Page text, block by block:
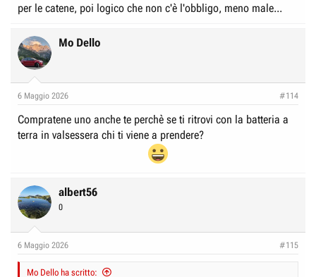
per le catene, poi logico che non c'è l'obbligo, meno male...
Mo Dello
6 Maggio 2026 #114
Compratene uno anche te perchè se ti ritrovi con la batteria a
terra in valsessera chi ti viene a prendere?
albert56
0
6 Maggio 2026 #115
Mo Dello ha scritto: